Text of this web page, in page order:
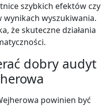
szybkich efektów czy
wyszukiwania.
że skuteczne działania
dobry audyt
powinien być